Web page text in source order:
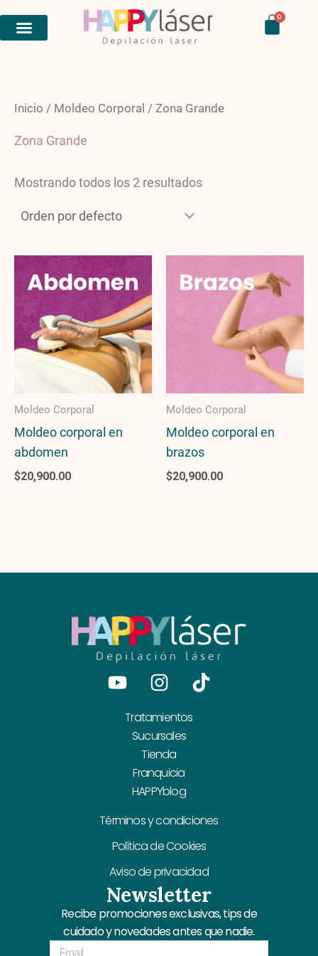
0
Inicio / Moldeo Corporal / Zona Grande
Zona Grande
Mostrando todos los 2 resultados
Moldeo Corporal
Moldeo corporal en
abdomen
$20,900.00
Moldeo Corporal
Moldeo corporal en
brazos
$20,900.00
YoutubeInstagram
Tiktok
Tratamientos
Sucursales
Tienda
Franquicia
HAPPYblog
Términos y condiciones
Política de Cookies
Aviso de privacidad
Newsletter
Recibe promociones exclusivas, tips de
cuidado y novedades antes que nadie.
Email